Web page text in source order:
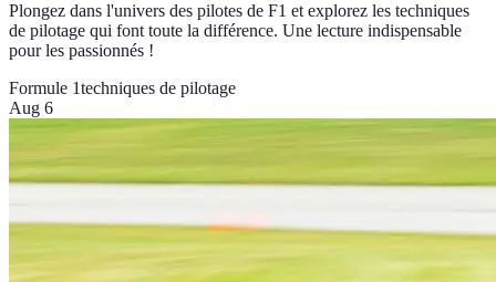
Plongez dans l'univers des pilotes de F1 et explorez les techniques
de pilotage qui font toute la différence. Une lecture indispensable
pour les passionnés !
Formule 1techniques de pilotage
Aug 6